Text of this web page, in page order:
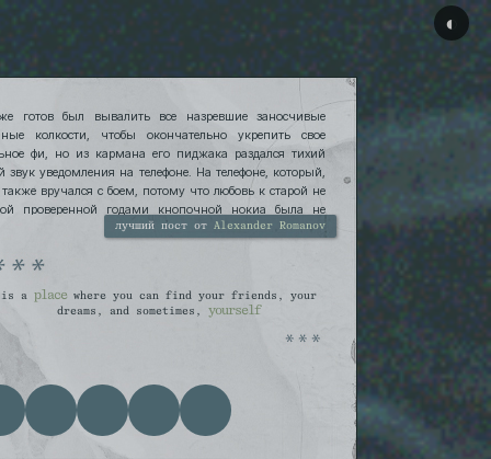
готов был вывалить все назревшие заносчивые
колкости, чтобы окончательно укрепить свое
фи, но из кармана его пиджака раздался тихий
звук уведомления на телефоне. На телефоне, который,
вручался с боем, потому что любовь к старой не
проверенной годами кнопочной нокиа была не
потому что «ну, пойми ты, Миша, не мое это все».
лучший пост от Alexander Romanov
is a place where you can find your friends, your
dreams, and sometimes, yourself
◐